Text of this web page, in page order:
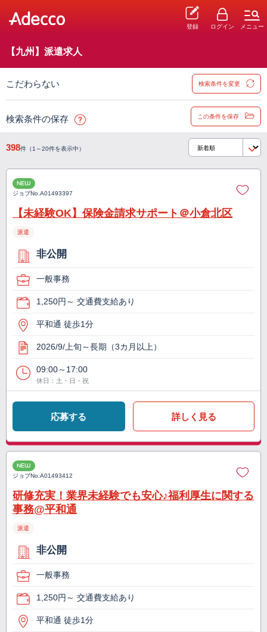
登録 ログイン メニュー
【九州】派遣求人
こだわらない 検索条件を変更
検索条件の保存 この条件を保存
398件（1～20件を表示中）
NEW
ジョブNo.A01493397
【未経験OK】保険金請求サポート＠小倉北区
派遣
非公開
一般事務
1,250円～ 交通費支給あり
平和通 徒歩1分
2026/9/上旬～長期（3カ月以上）
09:00～17:00
休日：土・日・祝
応募する 詳しく見る
NEW
ジョブNo.A01493412
研修充実！業界未経験でも安心♪福利厚生に関する
事務@平和通
派遣
非公開
一般事務
1,250円～ 交通費支給あり
平和通 徒歩1分